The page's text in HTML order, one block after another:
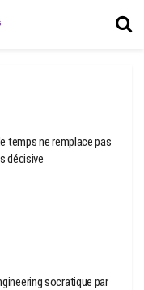
temps ne remplace pas
décisive
socratique par